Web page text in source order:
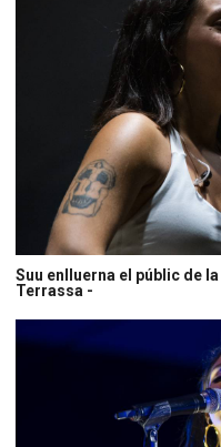
Suu enlluerna el públic de
Terrassa -